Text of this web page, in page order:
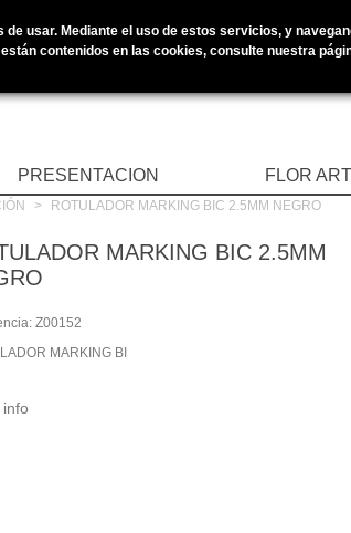
PRESENTACION FLOR
> ROTULADOR MARKING BIC 2.5MM NEGRO
MARKING BIC 2.5MM
Z00152
MARKING BI
usar. Mediante el uso de estos servicios, y
contenidos en las cookies, consulte nuestra